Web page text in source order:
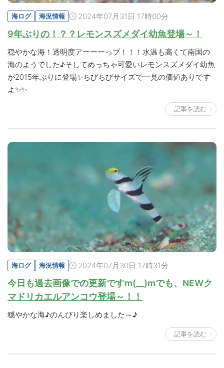
海ログ 海況情報 2024年07月31日 17時00分
9年ぶりの！？？レモンスズメダイ幼魚登場～！
穏やかな海！透明度アーーーっプ！！！水温も高くて南国の
海のようでした♪そしてめっちゃ可愛いレモンスズメダイ幼魚
が2015年ぶりに登場✨ちびちびサイズで一見の価値ありです
よ✨✨
記事を読む
海ログ 海況情報 2024年07月30日 17時31分
今日も過去画像での更新ですm(__)mでも、NEWク
マドリカエルアンコウ登場～！！
穏やかな海♪のんびり楽しめました～♪
記事を読む